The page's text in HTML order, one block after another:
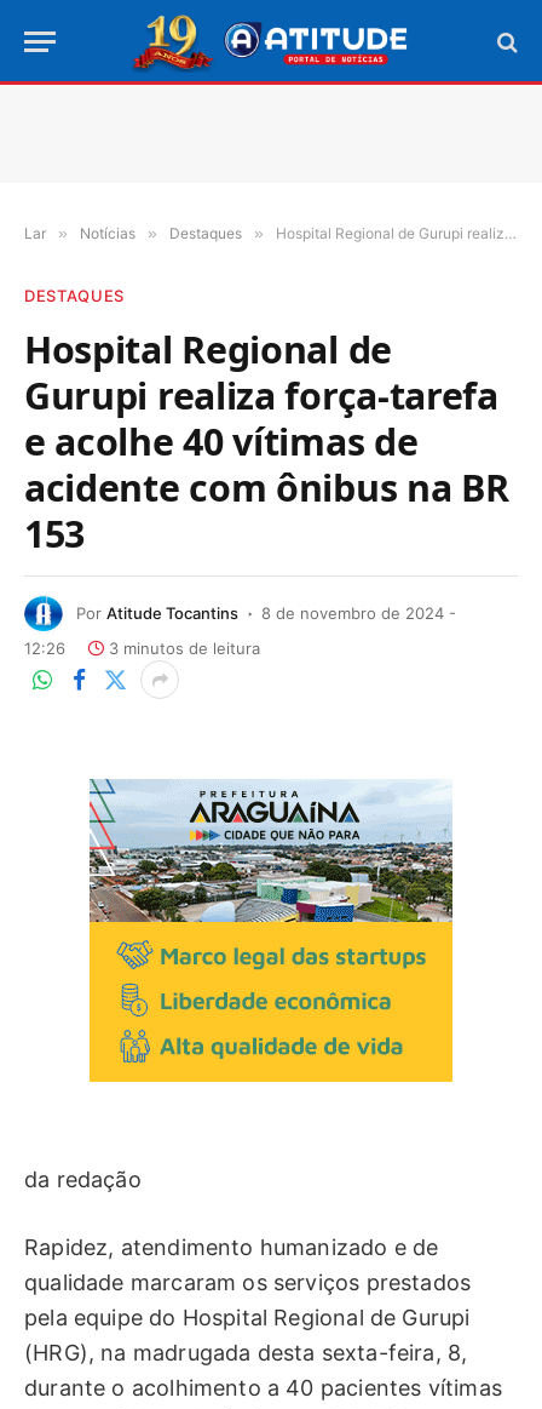
Lar » Notícias » Destaques » Hospital Regional de Gurupi realiza força-tarefa e acolhe 40 vítimas de acidente com ônibus na BR 153
DESTAQUES
Hospital Regional de
Gurupi realiza força-tarefa
e acolhe 40 vítimas de
acidente com ônibus na BR
153
Por Atitude Tocantins
8 de novembro de 2024 -
12:26
3 minutos de leitura
da redação
Rapidez, atendimento humanizado e de
qualidade marcaram os serviços prestados
pela equipe do Hospital Regional de Gurupi
(HRG), na madrugada desta sexta-feira, 8,
durante o acolhimento a 40 pacientes vítimas